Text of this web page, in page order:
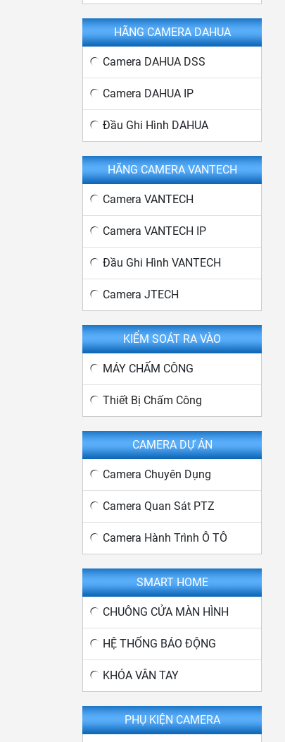
HÃNG CAMERA DAHUA
Camera DAHUA DSS
Camera DAHUA IP
Đầu Ghi Hình DAHUA
HÃNG CAMERA VANTECH
Camera VANTECH
Camera VANTECH IP
Đầu Ghi Hình VANTECH
Camera JTECH
KIỂM SOÁT RA VÀO
MÁY CHẤM CÔNG
Thiết Bị Chấm Công
CAMERA DỰ ÁN
Camera Chuyên Dụng
Camera Quan Sát PTZ
Camera Hành Trình Ô TÔ
SMART HOME
CHUÔNG CỬA MÀN HÌNH
HỆ THỐNG BÁO ĐỘNG
KHÓA VÂN TAY
PHỤ KIỆN CAMERA